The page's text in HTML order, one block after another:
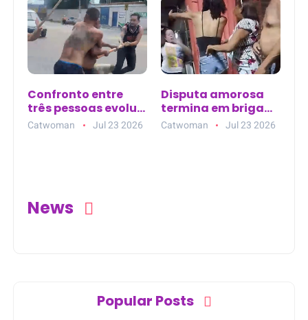
Confronto entre
três pessoas evolui
para agressões
Catwoman Jul 23 2026
Disputa amorosa
termina em briga
entre mulheres em
Catwoman Jul 23 2026
News
Popular Posts